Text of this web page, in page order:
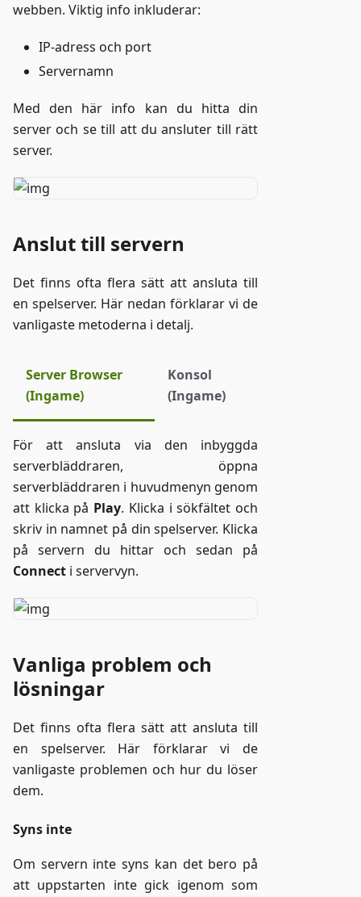
webben. Viktig info inkluderar:
IP-adress och port
Servernamn
Med den här info kan du hitta din
server och se till att du ansluter till rätt
server.
Anslut till servern
Det finns ofta flera sätt att ansluta till
en spelserver. Här nedan förklarar vi de
vanligaste metoderna i detalj.
Server Browser
(Ingame)
Konsol
(Ingame)
För att ansluta via den inbyggda
serverbläddraren, öppna
serverbläddraren i huvudmenyn genom
att klicka på Play. Klicka i sökfältet och
skriv in namnet på din spelserver. Klicka
på servern du hittar och sedan på
Connect i servervyn.
Vanliga problem och
lösningar
Det finns ofta flera sätt att ansluta till
en spelserver. Här förklarar vi de
vanligaste problemen och hur du löser
dem.
Syns inte
Om servern inte syns kan det bero på
att uppstarten inte gick igenom som